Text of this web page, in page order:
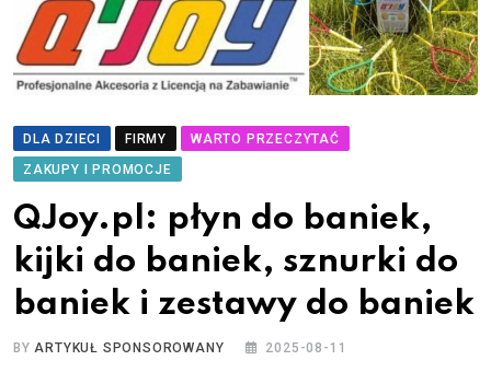
DLA DZIECI FIRMY
WARTO PRZECZYTAĆ
ZAKUPY I PROMOCJE
QJoy.pl: płyn do baniek,
kijki do baniek, sznurki do
baniek i zestawy do baniek
BYARTYKUŁ SPONSOROWANY 2025-08-11